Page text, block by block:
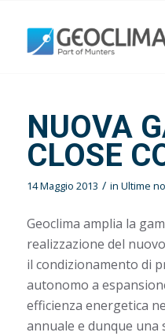
NUOVA
CLOSE
14 Maggio 2013 / in Ultime
Geoclima amplia la
realizzazione del
il condizionamento di
autonomo a
efficienza energetica
annuale e dunque una